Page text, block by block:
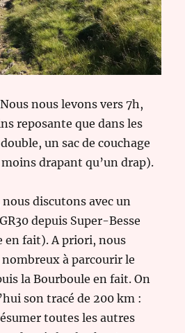
nous levons vers 7h,
reposante que dans les
un sac de couchage
drapant qu’un drap).
discutons avec un
depuis Super-Besse
en fait). A priori, nous
nombreux à parcourir le
la Bourboule en fait. On
son tracé de 200 km :
toutes les autres